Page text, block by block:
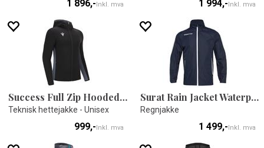
1 896,-Inkl. mva 1 994,-Inkl. mva
Success Full Zip Hooded Top
Teknisk hettejakke - Unisex
999,-Inkl. mva
Surat Rain Jacket Waterproof
Regnjakke
1 499,-Inkl. mva